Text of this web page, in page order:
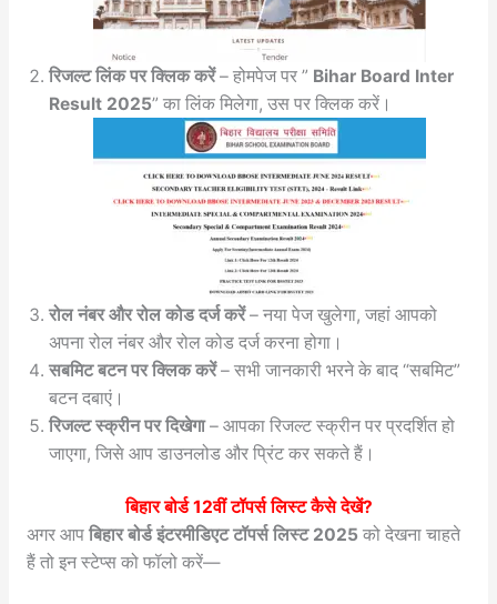
रिजल्ट लिंक पर क्लिक करें– होमपेज पर ” Bihar Board Inter
Result 2025” का लिंक मिलेगा, उस पर क्लिक करें।
रोल नंबर और रोल कोड दर्ज करें– नया पेज खुलेगा, जहां आपको
अपना रोल नंबर और रोल कोड दर्ज करना होगा।
सबमिट बटन पर क्लिक करें– सभी जानकारी भरने के बाद “सबमिट”
बटन दबाएं।
रिजल्ट स्क्रीन पर दिखेगा– आपका रिजल्ट स्क्रीन पर प्रदर्शित हो
जाएगा, जिसे आप डाउनलोड और प्रिंट कर सकते हैं।
बिहार बोर्ड 12वीं टॉपर्स लिस्ट कैसे देखें?
अगर आप बिहार बोर्ड इंटरमीडिएट टॉपर्स लिस्ट 2025 को देखना चाहते
हैं तो इन स्टेप्स को फॉलो करें—